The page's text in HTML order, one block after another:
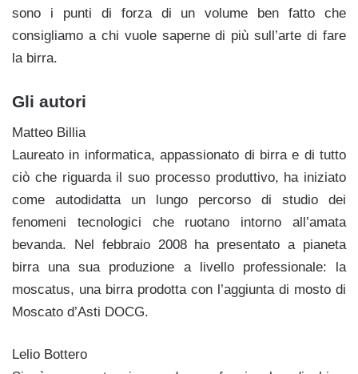
sono i punti di forza di un volume ben fatto che
consigliamo a chi vuole saperne di più sull’arte di fare
la birra.
Gli autori
Matteo Billia
Laureato in informatica, appassionato di birra e di tutto
ciò che riguarda il suo processo produttivo, ha iniziato
come autodidatta un lungo percorso di studio dei
fenomeni tecnologici che ruotano intorno all’amata
bevanda. Nel febbraio 2008 ha presentato a pianeta
birra una sua produzione a livello professionale: la
moscatus, una birra prodotta con l’aggiunta di mosto di
Moscato d’Asti DOCG.
Lelio Bottero